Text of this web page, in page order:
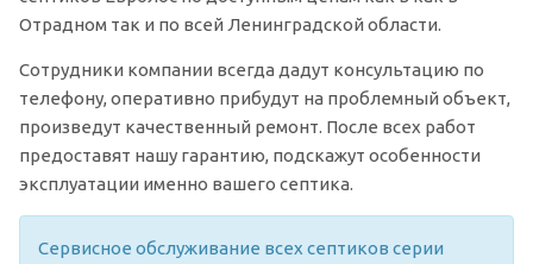
Отрадном так и по всей Ленинградской области.
Сотрудники компании всегда дадут консультацию по
телефону, оперативно прибудут на проблемный объект,
произведут качественный ремонт. После всех работ
предоставят нашу гарантию, подскажут особенности
эксплуатации именно вашего септика.
Сервисное обслуживание всех септиков серии